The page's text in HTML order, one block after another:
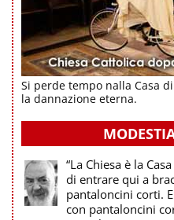
Si perde tempo nalla Casa
la dannazione eterna.
“La Chiesa è la
di entrare qui a
pantaloncini corti.
con pantaloncini